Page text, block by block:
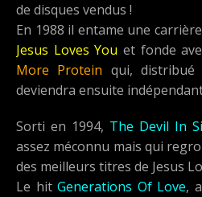
de disques vendus !
En 1988 il entame une
Jesus Loves You et fonde
More Protein qui,
deviendra ensuite
Sorti en 1994, The Devil In
assez méconnu mais qui
des meilleurs titres de Jesus
Le hitGenerations Of Love,